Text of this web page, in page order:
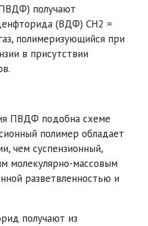
получают
(ВДФ) СН2 =
полимеризующийся при
в присутствии
ПВДФ подобна схеме
полимер обладает
чем суспензионный,
молекулярно-массовым
разветвленностью и
получают из